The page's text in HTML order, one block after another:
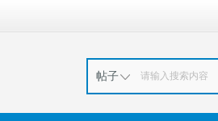
帖子